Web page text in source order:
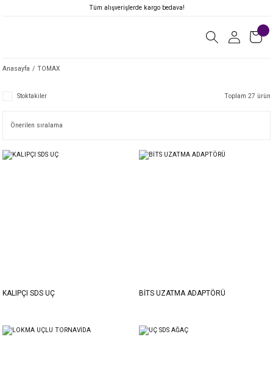
Tüm alışverişlerde kargo bedava!
Anasayfa TOMAX
Stoktakiler Toplam 27 ürün
KALIPÇI SDS UÇ BİTS UZATMA ADAPTÖRÜ